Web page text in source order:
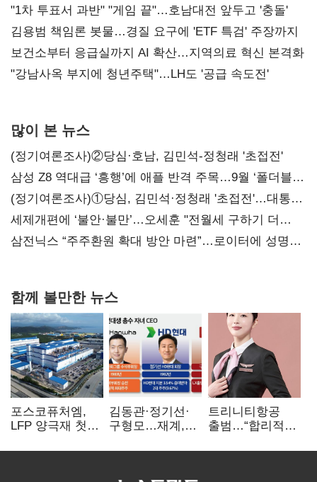
불복'
"1차 투표서 과반" "게임 끝"…호남대전 앞두고 '충돌'
김용범 책임론 봇물…경질 요구에 'ETF 특검' 주장까지
보건소부터 응급실까지 AI 확산…지역의료 혁신 본격화
"강남사옥 부지에 청년주택"…LH도 '공급 속도전'
많이 본 뉴스
(정기여론조사)②당심·호남, 김민석-정청래 '초접전'
삼성 Z8 역대급 ‘흥행’에 애플 반격 주목…9월 ‘폴더블
대전’
(정기여론조사)①당심, 김민석·정청래 '초접전'…대통령
지지도 '50% 아래로'(종합)
세제개편에 ‘불안·불만’…오세훈 "전월세 구하기 더
힘들어질 것"
삼전닉스 “주주환원 확대 방안 마련”…로이터에 성명
함께 볼만한 뉴스
포스코퓨처엠,
LFP 양극재 첫
ESS 시장 공략
김동관·정기선·
구형모…재계,
전성시대
트리니티항공
출범…“합리적
서비스로 승부”